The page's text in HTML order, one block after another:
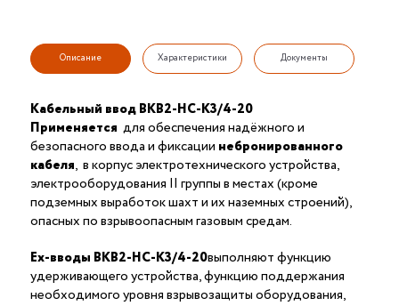
Описание Характеристики Документы
Кабельный ввод ВКВ2-НС-K3/4-20
Применяется для обеспечения надёжного и
безопасного ввода и фиксации небронированного
кабеля, в корпус электротехнического устройства,
электрооборудования II группы в местах (кроме
подземных выработок шахт и их наземных строений),
опасных по взрывоопасным газовым средам.
Ex-вводы ВКВ2-НС-K3/4-20выполняют функцию
удерживающего устройства, функцию поддержания
необходимого уровня взрывозащиты оборудования,